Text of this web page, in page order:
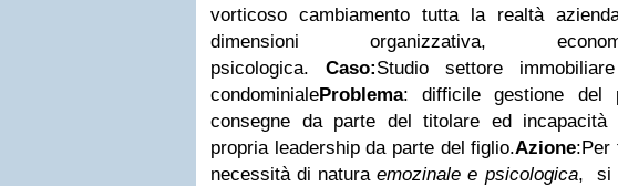
vorticoso cambiamento tutta la realtà
dimensioni organizzativa,
psicologica. Caso:Studio settore
condominialeProblema: difficile gestione del
consegne da parte del titolare ed
propria leadership da parte del figlio.Azione:Per
necessità di naturaemozinale e psicologica, si